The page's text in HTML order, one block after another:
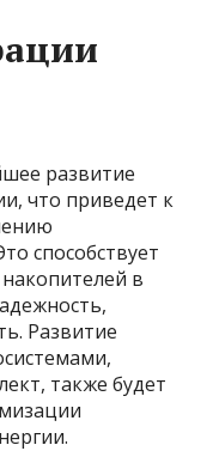
развитие
что приведет к
способствует
в
Развитие
также будет